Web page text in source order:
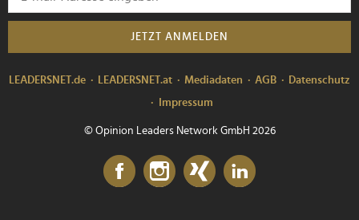
JETZT ANMELDEN
LEADERSNET.de LEADERSNET.at Mediadaten AGB
Datenschutz
Impressum
© Opinion Leaders Network GmbH 2026